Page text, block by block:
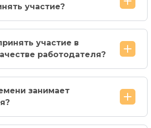
участие?
участие в
работодателя?
занимает